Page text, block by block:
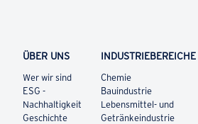
ÜBER UNS
Wer wir sind
ESG -
Nachhaltigkeit
Geschichte
INDUSTRIEBEREICHE
Chemie
Bauindustrie
Lebensmittel- und
Getränkeindustrie